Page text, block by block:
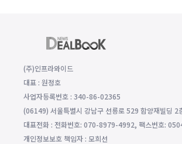
(주)인프라와이드
대표 : 원정호
사업자등록번호 : 340-86-02365
(06149) 서울특별시 강남구 선릉로 529 함양재빌딩
대표전화 : 전화번호: 070-8979-4992, 팩스번호:
개인정보보호 책임자 : 모희선